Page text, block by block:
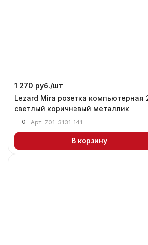
1 270 руб./шт
Lezard Mira розетка компьютерная
светлый коричневый металлик
0 Арт. 701-3131-141
В корзину